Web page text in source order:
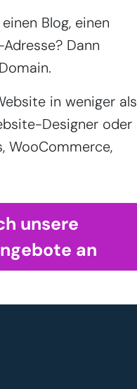
Blog, einen
Dann
in weniger als
Designer oder
WooCommerce,
unsere
an